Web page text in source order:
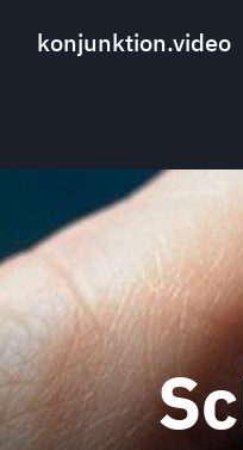
konjunktion.video